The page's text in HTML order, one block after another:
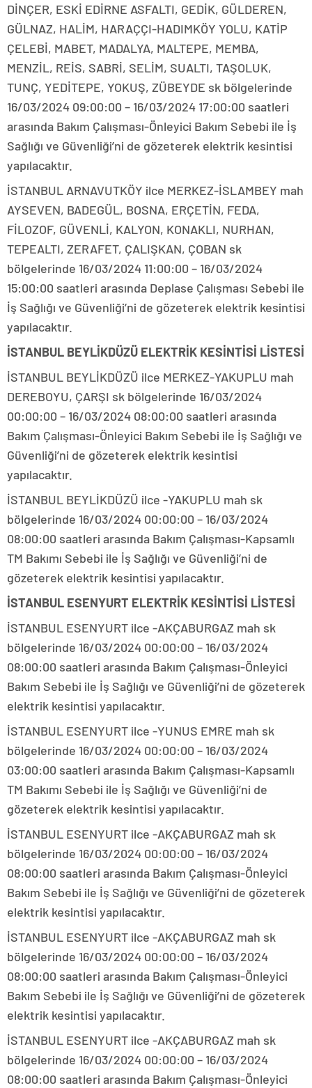
DİNÇER, ESKİ EDİRNE ASFALTI, GEDİK, GÜLDEREN,
GÜLNAZ, HALİM, HARAÇÇI-HADIMKÖY YOLU, KATİP
ÇELEBİ, MABET, MADALYA, MALTEPE, MEMBA,
MENZİL, REİS, SABRİ, SELİM, SUALTI, TAŞOLUK,
TUNÇ, YEDİTEPE, YOKUŞ, ZÜBEYDE sk bölgelerinde
16/03/2024 09:00:00 – 16/03/2024 17:00:00 saatleri
arasında Bakım Çalışması-Önleyici Bakım Sebebi ile İş
Sağlığı ve Güvenliği’ni de gözeterek elektrik kesintisi
yapılacaktır.
İSTANBUL ARNAVUTKÖY ilce MERKEZ-İSLAMBEY mah
AYSEVEN, BADEGÜL, BOSNA, ERÇETİN, FEDA,
FİLOZOF, GÜVENLİ, KALYON, KONAKLI, NURHAN,
TEPEALTI, ZERAFET, ÇALIŞKAN, ÇOBAN sk
bölgelerinde 16/03/2024 11:00:00 – 16/03/2024
15:00:00 saatleri arasında Deplase Çalışması Sebebi ile
İş Sağlığı ve Güvenliği’ni de gözeterek elektrik kesintisi
yapılacaktır.
İSTANBUL BEYLİKDÜZÜ ELEKTRİK KESİNTİSİ LİSTESİ
İSTANBUL BEYLİKDÜZÜ ilce MERKEZ-YAKUPLU mah
DEREBOYU, ÇARŞI sk bölgelerinde 16/03/2024
00:00:00 – 16/03/2024 08:00:00 saatleri arasında
Bakım Çalışması-Önleyici Bakım Sebebi ile İş Sağlığı ve
Güvenliği’ni de gözeterek elektrik kesintisi
yapılacaktır.
İSTANBUL BEYLİKDÜZÜ ilce -YAKUPLU mah sk
bölgelerinde 16/03/2024 00:00:00 – 16/03/2024
08:00:00 saatleri arasında Bakım Çalışması-Kapsamlı
TM Bakımı Sebebi ile İş Sağlığı ve Güvenliği’ni de
gözeterek elektrik kesintisi yapılacaktır.
İSTANBUL ESENYURT ELEKTRİK KESİNTİSİ LİSTESİ
İSTANBUL ESENYURT ilce -AKÇABURGAZ mah sk
bölgelerinde 16/03/2024 00:00:00 – 16/03/2024
08:00:00 saatleri arasında Bakım Çalışması-Önleyici
Bakım Sebebi ile İş Sağlığı ve Güvenliği’ni de gözeterek
elektrik kesintisi yapılacaktır.
İSTANBUL ESENYURT ilce -YUNUS EMRE mah sk
bölgelerinde 16/03/2024 00:00:00 – 16/03/2024
03:00:00 saatleri arasında Bakım Çalışması-Kapsamlı
TM Bakımı Sebebi ile İş Sağlığı ve Güvenliği’ni de
gözeterek elektrik kesintisi yapılacaktır.
İSTANBUL ESENYURT ilce -AKÇABURGAZ mah sk
bölgelerinde 16/03/2024 00:00:00 – 16/03/2024
08:00:00 saatleri arasında Bakım Çalışması-Önleyici
Bakım Sebebi ile İş Sağlığı ve Güvenliği’ni de gözeterek
elektrik kesintisi yapılacaktır.
İSTANBUL ESENYURT ilce -AKÇABURGAZ mah sk
bölgelerinde 16/03/2024 00:00:00 – 16/03/2024
08:00:00 saatleri arasında Bakım Çalışması-Önleyici
Bakım Sebebi ile İş Sağlığı ve Güvenliği’ni de gözeterek
elektrik kesintisi yapılacaktır.
İSTANBUL ESENYURT ilce -AKÇABURGAZ mah sk
bölgelerinde 16/03/2024 00:00:00 – 16/03/2024
08:00:00 saatleri arasında Bakım Çalışması-Önleyici